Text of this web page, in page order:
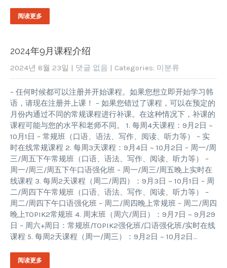
阅读更多
2024年9月课程介绍
2024년 8월 23일 | 댓글 없음 | Categories: 미분류
– 任何时候都可以注册并开始课程。如果您想立即开始学习韩
语，请现在注册并上课！ – 如果您错过了课程，可以在预定的
月份内通过不同的常规课程进行补课。在这种情况下，补课的
课程可能与您的水平和老师不同。 1. 每周4天课程：9月2日 ~
10月1日 – 常规班（口语、语法、写作、阅读、听力等） – 实
时在线常规课程 2. 每周3天课程：9月4日 ~ 10月2日 – 周一/周
三/周五下午常规班（口语、语法、写作、阅读、听力等） –
周一/周三/周五下午口语强化班 – 周一/周三/周五晚上实时在
线课程 3. 每周2天课程（周二/周四）：9月3日 ~ 10月1日 – 周
二/周四下午常规班（口语、语法、写作、阅读、听力等） –
周二/周四下午口语强化班 – 周二/周四晚上常规班 – 周二/周四
晚上TOPIK2常规班 4. 周末班（周六/周日）：9月7日 ~ 9月29
日 – 周六+周日：常规班/TOPIK2强化班/口语强化班/实时在线
课程 5. 每周2天课程（周一/周三）：9月2日 ~ 10月2日…
阅读更多